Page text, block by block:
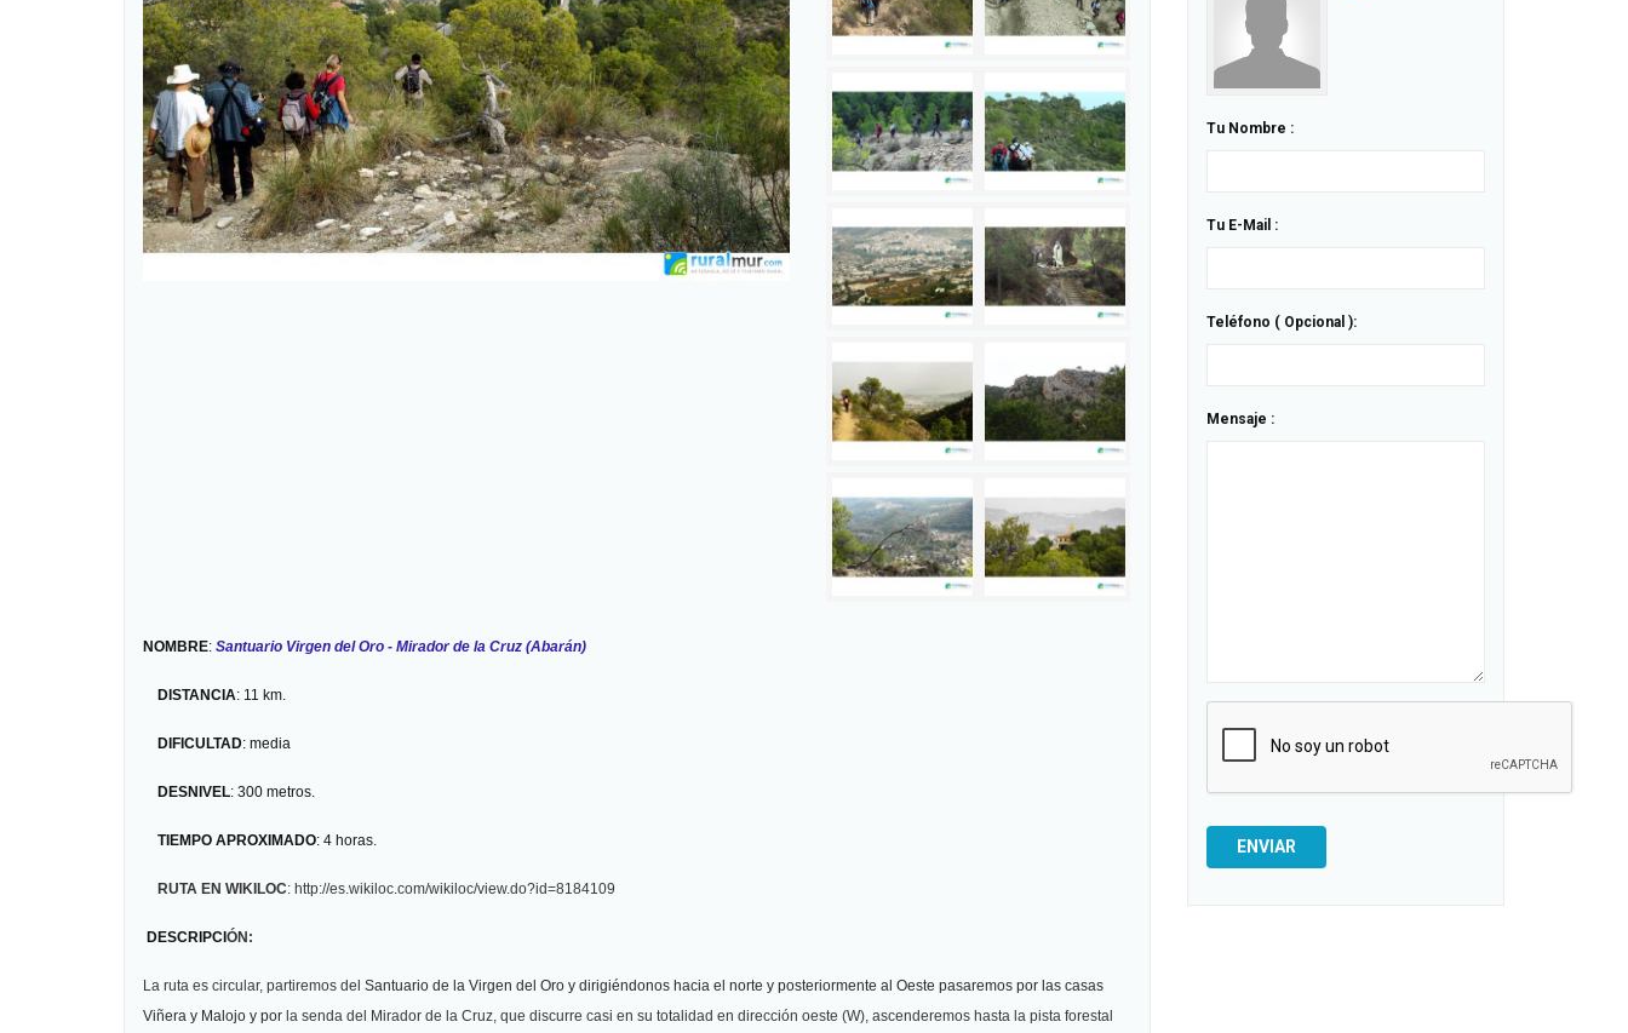
NOMBRE: Santuario Virgen del Oro - Mirador de la Cruz (Abarán)
DISTANCIA: 11 km.
DIFICULTAD: media
DESNIVEL: 300 metros.
TIEMPO APROXIMADO: 4 horas.
RUTA EN WIKILOC: http://es.wikiloc.com/wikiloc/view.do?id=8184109
DESCRIPCIÓN:
La ruta es circular, partiremos del Santuario de la Virgen del Oro y dirigiéndonos hacia el norte y posteriormente al Oeste pasaremos por las casas
Viñera y Malojo y por la senda del Mirador de la Cruz, que discurre casi en su totalidad en dirección oeste (W), ascenderemos hasta la pista forestal
Tu Nombre :
Tu E-Mail :
Teléfono ( Opcional ):
Mensaje :
ENVIAR